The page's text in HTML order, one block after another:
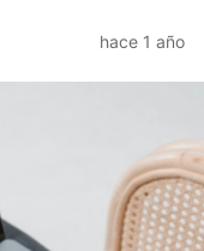
hace 1 año